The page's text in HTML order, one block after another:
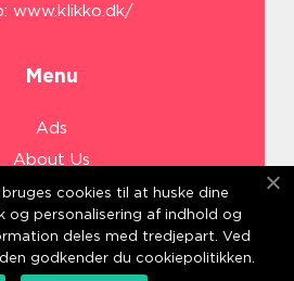
www.klikko.dk/
Menu
Ads
About Us
Cookies
Contact
Sitemap
cookies til at huske dine
og personalisering af indhold og
deles med tredjepart. Ved
godkender du cookiepolitikken.